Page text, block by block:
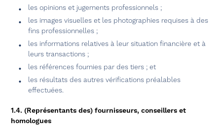
les opinions et jugements professionnels ;
les images visuelles et les photographies requises à des
fins professionnelles ;
les informations relatives à leur situation financière et à
leurs transactions ;
les références fournies par des tiers ; et
les résultats des autres vérifications préalables
effectuées.
1.4. (Représentants des) fournisseurs, conseillers et
homologues